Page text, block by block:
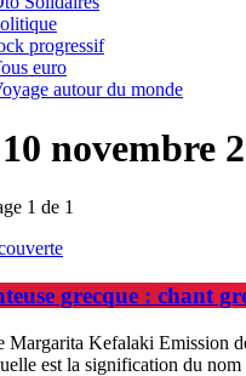
progressif
euro
autour du monde
novembre
1 de 1
grecque : chant
Margarita Kefalaki Emission
est la signification du